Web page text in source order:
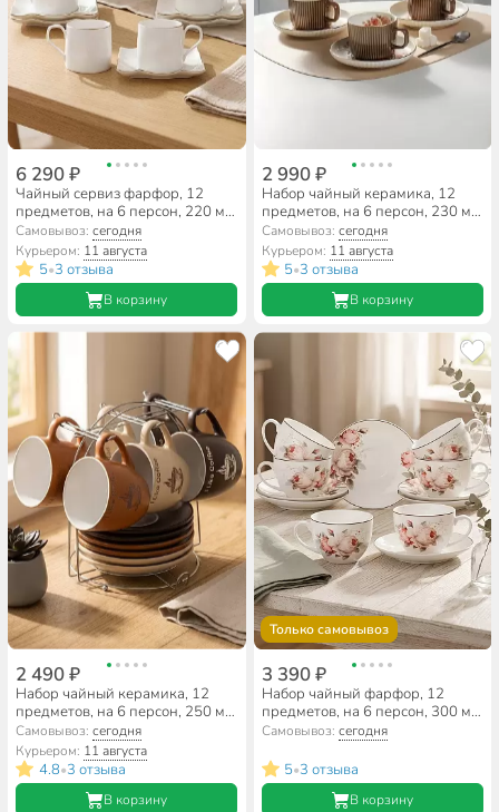
6 290 ₽
Чайный сервиз фарфор, 12
предметов, на 6 персон, 220 мл,
Lefard, Раффл Голд, 264-1160,
подарочная упаковка
Самовывоз:сегодня
Курьером: 11 августа
5•3 отзыва
В корзину
2 990 ₽
Набор чайный керамика, 12
предметов, на 6 персон, 230 мл,
Чайная роза, Y4-9740,
подарочная упаковка
Самовывоз: сегодня
Курьером: 11 августа
5•3 отзыва
В корзину
2 490 ₽
Набор чайный керамика, 12
предметов, на 6 персон, 250 мл,
металлическая подставка, ТМ
Глория, Bonjart, 958-6MS,
подарочная упаковка
Самовывоз:сегодня
Курьером: 11 августа
4.8•3 отзыва
В корзину
Только самовывоз
3 390 ₽
Набор чайный фарфор, 12
предметов, на 6 персон, 300 мл,
Lefard, Мэрибель, 87-278,
подарочная упаковка
Самовывоз: сегодня
5•3 отзыва
В корзину